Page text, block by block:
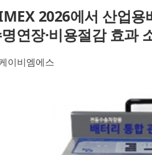
2026에서 산업용
연장·비용절감 효과
이비엠에스